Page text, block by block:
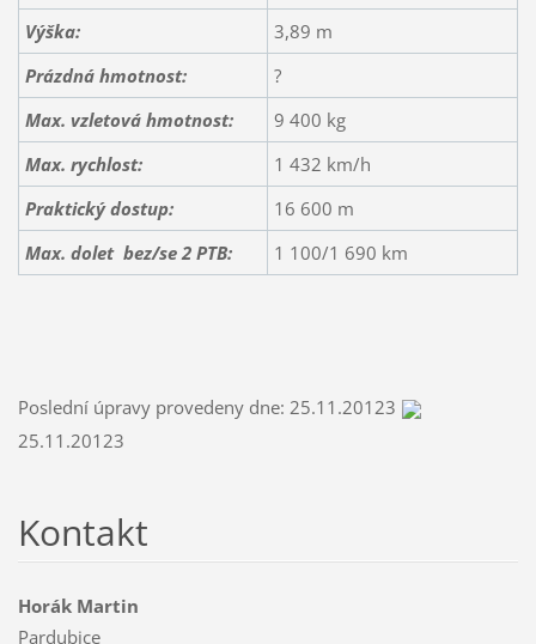
Výška:
3,89 m
Prázdná hmotnost:
?
Max. vzletová hmotnost:
9 400 kg
Max. rychlost:
1 432 km/h
Praktický dostup:
16 600 m
Max. dolet bez/se 2 PTB:
1 100/1 690 km
Poslední úpravy provedeny dne: 25.11.20123
25.11.20123
Kontakt
Horák Martin
Pardubice